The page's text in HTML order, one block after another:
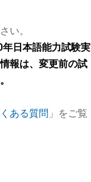
い。
年日本語能力試験実
報は、変更前の試
ある質問 」をご覧